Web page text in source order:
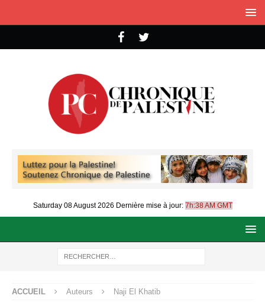
Saturday 08 August 2026 Dernière mise à jour: 7h:38 AM GMT
ACCUEIL Auteurs Naji El Khatib